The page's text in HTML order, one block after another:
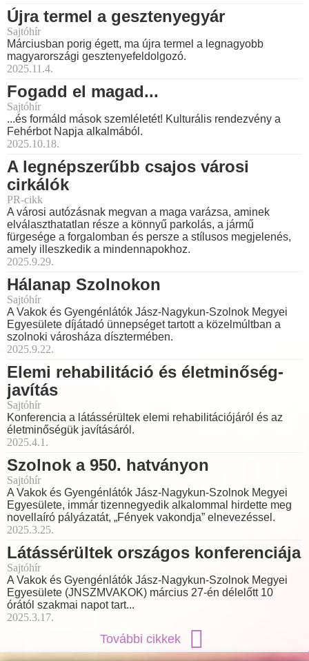
Újra termel a gesztenyegyár
Sajtóhír
Márciusban porig égett, ma újra termel a legnagyobb
magyarországi gesztenyefeldolgozó.
2025.11.4.
Fogadd el magad...
Sajtóhír
...és formáld mások szemléletét! Kulturális rendezvény a
Fehérbot Napja alkalmából.
2025.10.18.
A legnépszerűbb csajos városi
cirkálók
PR-cikk
A városi autózásnak megvan a maga varázsa, aminek
elválaszthatatlan része a könnyű parkolás, a jármű
fürgesége a forgalomban és persze a stílusos megjelenés,
amely illeszkedik a mindennapokhoz.
2025.9.29.
Hálanap Szolnokon
Sajtóhír
A Vakok és Gyengénlátók Jász-Nagykun-Szolnok Megyei
Egyesülete díjátadó ünnepséget tartott a közelmúltban a
szolnoki városháza dísztermében.
2025.9.22.
Elemi rehabilitáció és életminőség-
javítás
Sajtóhír
Konferencia a látássérültek elemi rehabilitációjáról és az
életminőségük javításáról.
2025.4.1.
Szolnok a 950. hatványon
Sajtóhír
A Vakok és Gyengénlátók Jász-Nagykun-Szolnok Megyei
Egyesülete, immár tizennegyedik alkalommal hirdette meg
novellaíró pályázatát, „Fények vakondja” elnevezéssel.
2025.3.25.
Látássérültek országos konferenciája
Sajtóhír
A Vakok és Gyengénlátók Jász-Nagykun-Szolnok Megyei
Egyesülete (JNSZMVAKOK) március 27-én délelőtt 10
órától szakmai napot tart...
2025.3.17.
További cikkek